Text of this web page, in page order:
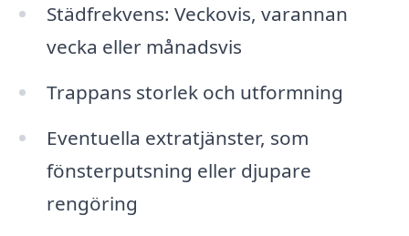
Städfrekvens: Veckovis, varannan
vecka eller månadsvis
Trappans storlek och utformning
Eventuella extratjänster, som
fönsterputsning eller djupare
rengöring